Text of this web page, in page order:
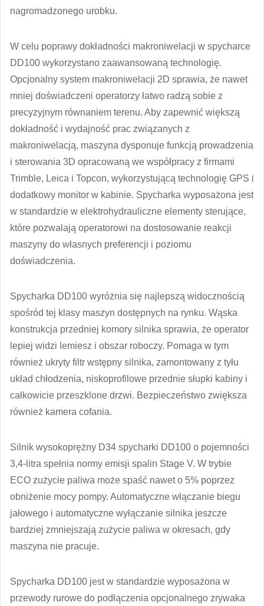
nagromadzonego urobku.
W celu poprawy dokładności makroniwelacji w spycharce
DD100 wykorzystano zaawansowaną technologię.
Opcjonalny system makroniwelacji 2D sprawia, że nawet
mniej doświadczeni operatorzy łatwo radzą sobie z
precyzyjnym równaniem terenu. Aby zapewnić większą
dokładność i wydajność prac związanych z
makroniwelacją, maszyna dysponuje funkcją prowadzenia
i sterowania 3D opracowaną we współpracy z firmami
Trimble, Leica i Topcon, wykorzystującą technologię GPS i
dodatkowy monitor w kabinie. Spycharka wyposażona jest
w standardzie w elektrohydrauliczne elementy sterujące,
które pozwalają operatorowi na dostosowanie reakcji
maszyny do własnych preferencji i poziomu
doświadczenia.
Spycharka DD100 wyróżnia się najlepszą widocznością
spośród tej klasy maszyn dostępnych na rynku. Wąska
konstrukcja przedniej komory silnika sprawia, że operator
lepiej widzi lemiesz i obszar roboczy. Pomaga w tym
również ukryty filtr wstępny silnika, zamontowany z tyłu
układ chłodzenia, niskoprofilowe przednie słupki kabiny i
całkowicie przeszklone drzwi. Bezpieczeństwo zwiększa
również kamera cofania.
Silnik wysokoprężny D34 spycharki DD100 o pojemności
3,4-litra spełnia normy emisji spalin Stage V. W trybie
ECO zużycie paliwa może spaść nawet o 5% poprzez
obniżenie mocy pompy. Automatyczne włączanie biegu
jałowego i automatyczne wyłączanie silnika jeszcze
bardziej zmniejszają zużycie paliwa w okresach, gdy
maszyna nie pracuje.
Spycharka DD100 jest w standardzie wyposażona w
przewody rurowe do podłączenia opcjonalnego zrywaka